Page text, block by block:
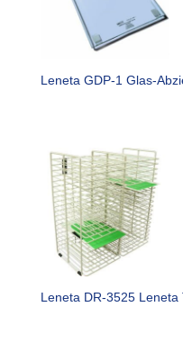
Leneta GDP-1 Glas-
Leneta DR-3525 Leneta